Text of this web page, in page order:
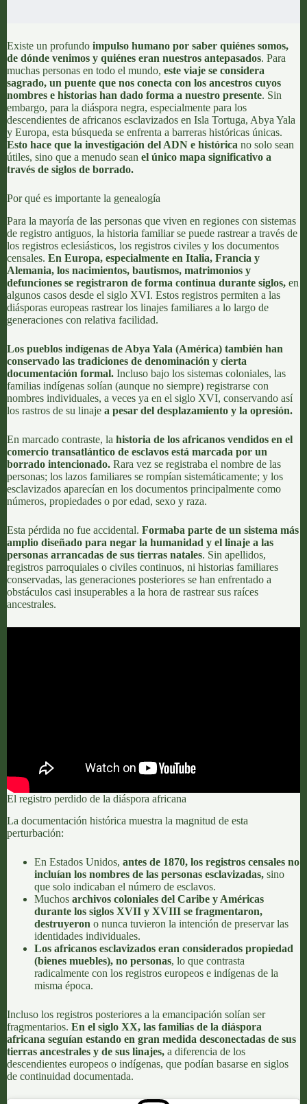
Existe un profundo impulso humano por saber quiénes somos,
de dónde venimos y quiénes eran nuestros antepasados. Para
muchas personas en todo el mundo, este viaje se considera
sagrado, un puente que nos conecta con los ancestros cuyos
nombres e historias han dado forma a nuestro presente. Sin
embargo, para la diáspora negra, especialmente para los
descendientes de africanos esclavizados en Isla Tortuga, Abya Yala
y Europa, esta búsqueda se enfrenta a barreras históricas únicas.
Esto hace que la investigación del ADN e histórica no solo sean
útiles, sino que a menudo sean el único mapa significativo a
través de siglos de borrado.
Por qué es importante la genealogía
Para la mayoría de las personas que viven en regiones con sistemas
de registro antiguos, la historia familiar se puede rastrear a través de
los registros eclesiásticos, los registros civiles y los documentos
censales. En Europa, especialmente en Italia, Francia y
Alemania, los nacimientos, bautismos, matrimonios y
defunciones se registraron de forma continua durante siglos, en
algunos casos desde el siglo XVI. Estos registros permiten a las
diásporas europeas rastrear los linajes familiares a lo largo de
generaciones con relativa facilidad.
Los pueblos indígenas de Abya Yala (América) también han
conservado las tradiciones de denominación y cierta
documentación formal. Incluso bajo los sistemas coloniales, las
familias indígenas solían (aunque no siempre) registrarse con
nombres individuales, a veces ya en el siglo XVI, conservando así
los rastros de su linaje a pesar del desplazamiento y la opresión.
En marcado contraste, la historia de los africanos vendidos en el
comercio transatlántico de esclavos está marcada por un
borrado intencionado. Rara vez se registraba el nombre de las
personas; los lazos familiares se rompían sistemáticamente; y los
esclavizados aparecían en los documentos principalmente como
números, propiedades o por edad, sexo y raza.
Esta pérdida no fue accidental. Formaba parte de un sistema más
amplio diseñado para negar la humanidad y el linaje a las
personas arrancadas de sus tierras natales. Sin apellidos,
registros parroquiales o civiles continuos, ni historias familiares
conservadas, las generaciones posteriores se han enfrentado a
obstáculos casi insuperables a la hora de rastrear sus raíces
ancestrales.
El registro perdido de la diáspora africana
La documentación histórica muestra la magnitud de esta
perturbación:
En Estados Unidos, antes de 1870, los registros censales no
incluían los nombres de las personas esclavizadas, sino
que solo indicaban el número de esclavos.
Muchos archivos coloniales del Caribe y Américas
durante los siglos XVII y XVIII se fragmentaron,
destruyeron o nunca tuvieron la intención de preservar las
identidades individuales.
Los africanos esclavizados eran considerados propiedad
(bienes muebles), no personas, lo que contrasta
radicalmente con los registros europeos e indígenas de la
misma época.
Incluso los registros posteriores a la emancipación solían ser
fragmentarios. En el siglo XX, las familias de la diáspora
africana seguían estando en gran medida desconectadas de sus
tierras ancestrales y de sus linajes, a diferencia de los
descendientes europeos o indígenas, que podían basarse en siglos
de continuidad documentada.